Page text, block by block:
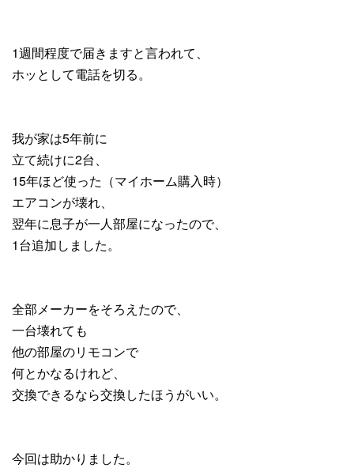
1週間程度で届きますと言われて、
ホッとして電話を切る。
我が家は5年前に
立て続けに2台、
15年ほど使った（マイホーム購入時）
エアコンが壊れ、
翌年に息子が一人部屋になったので、
1台追加しました。
全部メーカーをそろえたので、
一台壊れても
他の部屋のリモコンで
何とかなるけれど、
交換できるなら交換したほうがいい。
今回は助かりました。